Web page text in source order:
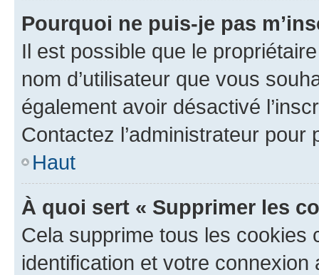
Pourquoi ne puis-je pas
Il est possible que le
nom d’utilisateur que vous
également avoir désactivé
Contactez l’administrateur
Haut
À quoi sert « Supprimer les
Cela supprime tous les cookies
identification et votre